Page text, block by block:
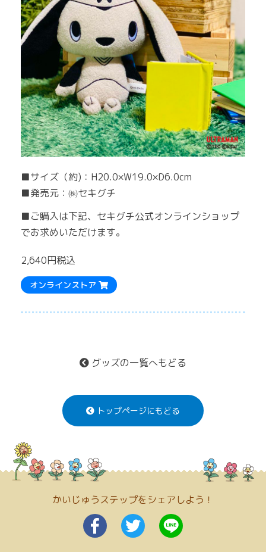
■サイズ（約)：H20.0×W19.0×D6.0cm
■発売元：㈱セキグチ
■ご購入は下記、セキグチ公式オンラインショップ
でお求めいただけます。
2,640円税込
オンラインストア
グッズの一覧へもどる
トップページにもどる
かいじゅうステップをシェアしよう！